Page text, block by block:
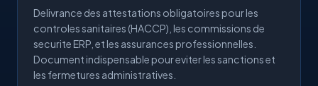
Delivrance des attestations obligatoires pour les
controles sanitaires (HACCP), les commissions de
securite ERP, et les assurances professionnelles.
Document indispensable pour eviter les sanctions et
les fermetures administratives.